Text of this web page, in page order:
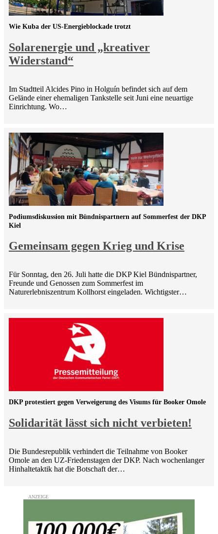
Solarenergie und „kreativer
Widerstand“
Wie Kuba der US-Energieblockade trotzt
Im Stadtteil Alcides Pino in Holguín befindet sich auf dem
Gelände einer ehemaligen Tankstelle seit Juni eine neuartige
Einrichtung. Wo…
Gemeinsam gegen Krieg und Krise
Podiumsdiskussion mit Bündnispartnern auf Sommerfest der DKP
Kiel
Für Sonntag, den 26. Juli hatte die DKP Kiel Bündnispartner,
Freunde und Genossen zum Sommerfest im
Naturerlebniszentrum Kollhorst eingeladen. Wichtigster…
Solidarität lässt sich nicht verbieten!
DKP protestiert gegen Verweigerung des Visums für Booker Omole
Die Bundesrepublik verhindert die Teilnahme von Booker
Omole an den UZ-Friedenstagen der DKP. Nach wochenlanger
Hinhaltetaktik hat die Botschaft der…